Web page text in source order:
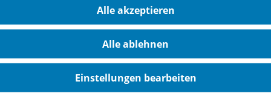
enthalten sind auch die Handbücher für ALFONS
überarbeitet und um die Beschreibung der neuen
Alle akzeptieren
Alle ablehnen
Einstellungen bearbeiten